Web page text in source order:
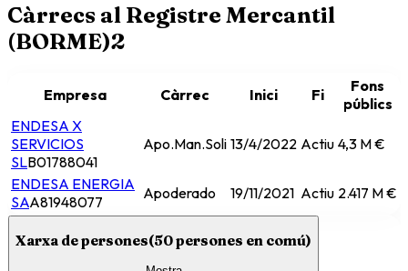
Càrrecs al Registre Mercantil
(BORME)2
Empresa Càrrec Inici Fi
Fons
públics
ENDESA X
SERVICIOS
SLB01788041
Apo.Man.Soli 13/4/2022 Actiu 4,3 M €
ENDESA ENERGIA
SAA81948077 Apoderado 19/11/2021 Actiu 2.417 M €
Xarxa de persones(50persones en comú)